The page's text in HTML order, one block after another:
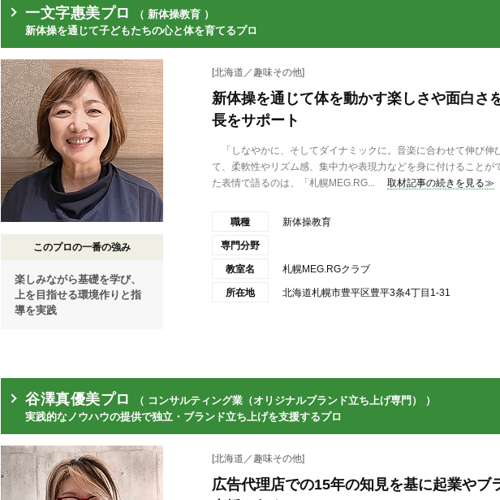
一文字惠美プロ
（ 新体操教育 ）
新体操を通じて子どもたちの心と体を育てるプロ
このプロの一番の強み
楽しみながら基礎を学び、
上を目指せる環境作りと指
導を実践
[北海道／趣味その他]
新体操を通じて体を動かす楽しさや面白さ
長をサポート
「しなやかに、そしてダイナミックに。音楽に合わせて伸び伸
て、柔軟性やリズム感、集中力や表現力などを身に付けること
た表情で語るのは、「札幌MEG.RG...
取材記事の続きを見る≫
職種 新体操教育
専門分野
教室名 札幌MEG.RGクラブ
所在地 北海道札幌市豊平区豊平3条4丁目1-31
谷澤真優美プロ
（ コンサルティング業（オリジナルブランド立ち上げ専門） ）
実践的なノウハウの提供で独立・ブランド立ち上げを支援するプロ
[北海道／趣味その他]
広告代理店での15年の知見を基に起業やブ